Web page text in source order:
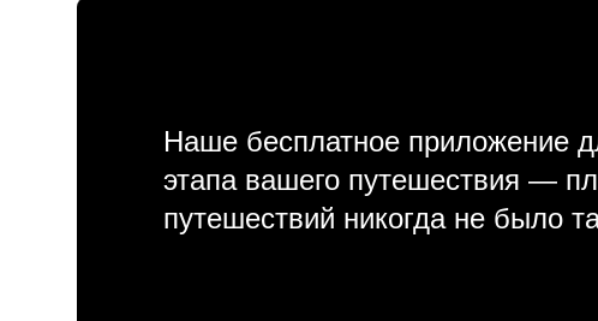
Наше бесплатное приложение
этапа вашего путешествия —
путешествий никогда не было